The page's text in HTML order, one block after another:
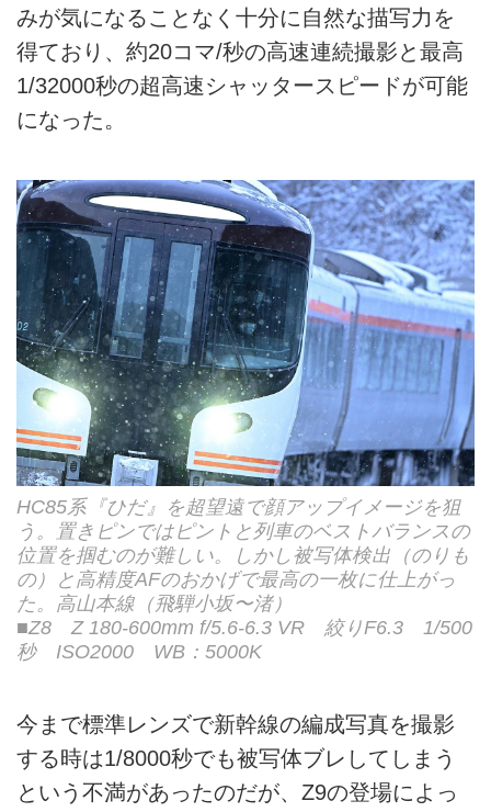
みが気になることなく十分に自然な描写力を
得ており、約20コマ/秒の高速連続撮影と最高
1/32000秒の超高速シャッタースピードが可能
になった。
HC85系『ひだ』を超望遠で顔アップイメージを狙
う。置きピンではピントと列車のベストバランスの
位置を掴むのが難しい。しかし被写体検出（のりも
の）と高精度AFのおかげで最高の一枚に仕上がっ
た。高山本線（飛騨小坂〜渚）
■Z8 Z 180-600mm f/5.6-6.3 VR 絞りF6.3 1/500
秒 ISO2000 WB：5000K
今まで標準レンズで新幹線の編成写真を撮影
する時は1/8000秒でも被写体ブレしてしまう
という不満があったのだが、Z9の登場によっ